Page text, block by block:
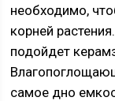
необходимо,
корней
подойдет
самое дно